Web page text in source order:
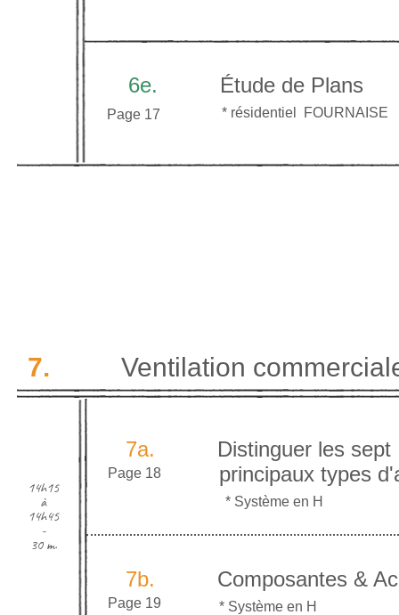
6e. Étude de Plans
* résidentiel FOURNAISE
Page 17
7. Ventilation
7a.
Distinguer les sept
principaux types
* Système en H
Page 18
7b. Composantes &
* Système en H
Page 19
14h15
à
14h45
-
30 m.